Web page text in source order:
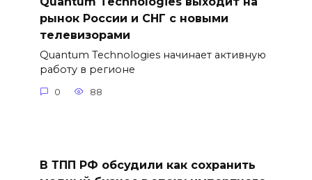
рынок России и СНГ с новыми
телевизорами
Quantum Technologies начинает активную
работу в регионе
0 88
В ТПП РФ обсудили как сохранить